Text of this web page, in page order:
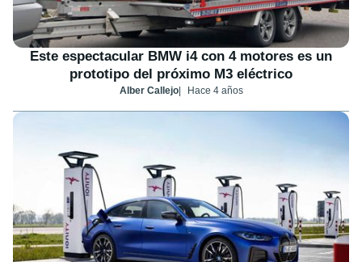
Este espectacular BMW i4 con 4 motores es un
prototipo del próximo M3 eléctrico
Alber Callejo Hace 4 años